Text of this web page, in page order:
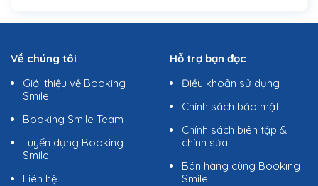
Về chúng tôi
Giới thiệu về Booking
Smile
Booking Smile Team
Tuyển dụng Booking
Smile
Liên hệ
Hỗ trợ bạn đọc
Điều khoản sử dụng
Chính sách bảo mật
Chính sách biên tập &
chỉnh sửa
Bán hàng cùng Booking
Smile